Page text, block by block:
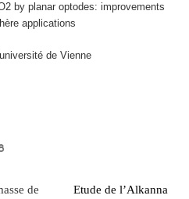
by planar optodes: improvements
applications
de Vienne
de
Etude de l’Alkanna